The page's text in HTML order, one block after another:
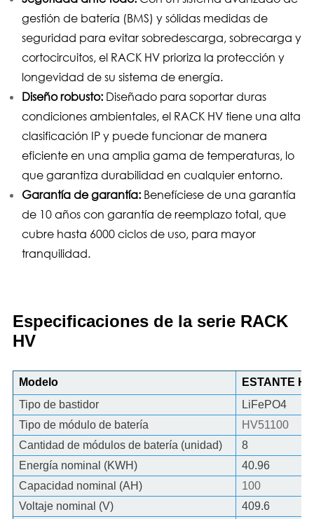
gestión de batería (BMS) y sólidas medidas de
seguridad para evitar sobredescarga, sobrecarga y
cortocircuitos, el RACK HV prioriza la protección y
longevidad de su sistema de energía.
Diseño robusto: Diseñado para soportar duras
condiciones ambientales, el RACK HV tiene una alta
clasificación IP y puede funcionar de manera
eficiente en una amplia gama de temperaturas, lo
que garantiza durabilidad en cualquier entorno.
Garantía de garantía: Benefíciese de una garantía
de 10 años con garantía de reemplazo total, que
cubre hasta 6000 ciclos de uso, para mayor
tranquilidad.
Especificaciones de la serie RACK
HV
Modelo
ESTANTE
Tipo de bastidor
LiFePO4
Tipo de módulo de batería
HV51100
Cantidad de módulos de batería (unidad)
8
Energía nominal (KWH)
40.96
Capacidad nominal (AH)
100
Voltaje nominal (V)
409.6